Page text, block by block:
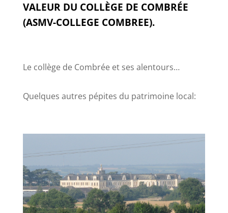
VALEUR DU COLLÈGE DE COMBRÉE
(ASMV-COLLEGE COMBREE).
Le collège de Combrée et ses alentours…
Quelques autres pépites du patrimoine local: